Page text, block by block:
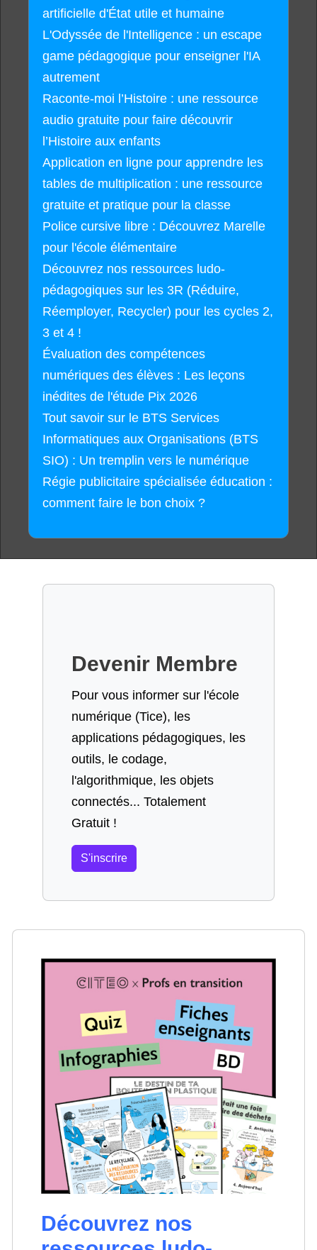
artificielle d'État utile et humaine
L'Odyssée de l'Intelligence : un escape
game pédagogique pour enseigner l'IA
autrement
Raconte-moi l’Histoire : une ressource
audio gratuite pour faire découvrir
l’Histoire aux enfants
Application en ligne pour apprendre les
tables de multiplication : une ressource
gratuite et pratique pour la classe
Police cursive libre : Découvrez Marelle
pour l'école élémentaire
Découvrez nos ressources ludo-
pédagogiques sur les 3R (Réduire,
Réemployer, Recycler) pour les cycles 2,
3 et 4 !
Évaluation des compétences
numériques des élèves : Les leçons
inédites de l'étude Pix 2026
Tout savoir sur le BTS Services
Informatiques aux Organisations (BTS
SIO) : Un tremplin vers le numérique
Régie publicitaire spécialisée éducation :
comment faire le bon choix ?
Devenir Membre
Pour vous informer sur l'école
numérique (Tice), les
applications pédagogiques, les
outils, le codage,
l'algorithmique, les objets
connectés... Totalement
Gratuit !
S'inscrire
Découvrez nos